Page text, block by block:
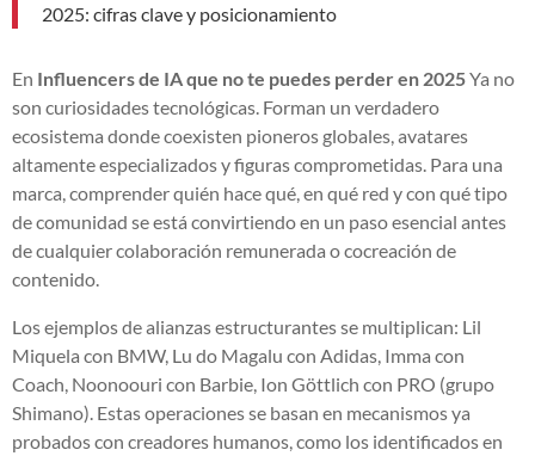
2025: cifras clave y posicionamiento
En Influencers de IA que no te puedes perder en 2025Ya no
son curiosidades tecnológicas. Forman un verdadero
ecosistema donde coexisten pioneros globales, avatares
altamente especializados y figuras comprometidas. Para una
marca, comprender quién hace qué, en qué red y con qué tipo
de comunidad se está convirtiendo en un paso esencial antes
de cualquier colaboración remunerada o cocreación de
contenido.
Los ejemplos de alianzas estructurantes se multiplican: Lil
Miquela con BMW, Lu do Magalu con Adidas, Imma con
Coach, Noonoouri con Barbie, Ion Göttlich con PRO (grupo
Shimano). Estas operaciones se basan en mecanismos ya
probados con creadores humanos, como los identificados en